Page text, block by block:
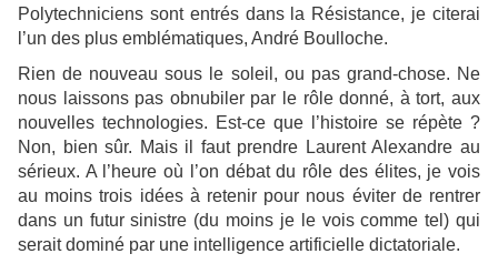
Polytechniciens sont entrés dans la Résistance, je citerai
l’un des plus emblématiques, André Boulloche.
Rien de nouveau sous le soleil, ou pas grand-chose. Ne
nous laissons pas obnubiler par le rôle donné, à tort, aux
nouvelles technologies. Est-ce que l’histoire se répète ?
Non, bien sûr. Mais il faut prendre Laurent Alexandre au
sérieux. A l’heure où l’on débat du rôle des élites, je vois
au moins trois idées à retenir pour nous éviter de rentrer
dans un futur sinistre (du moins je le vois comme tel) qui
serait dominé par une intelligence artificielle dictatoriale.